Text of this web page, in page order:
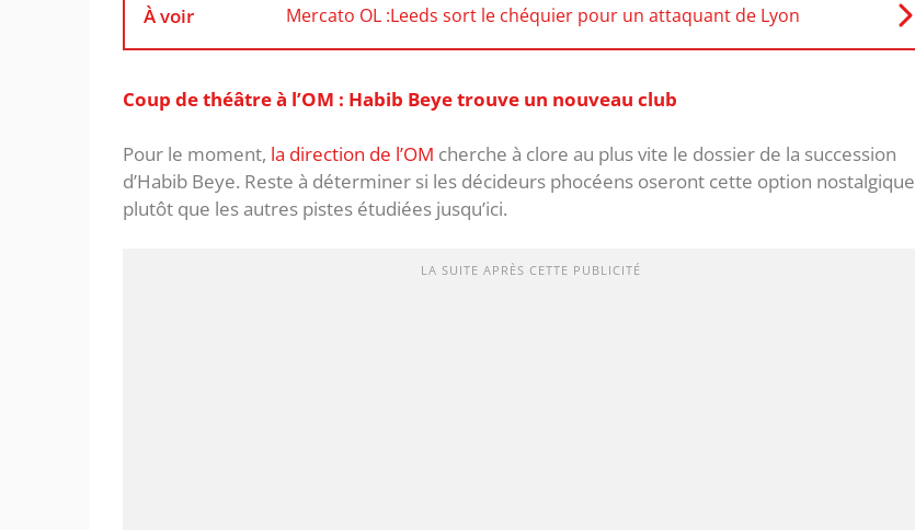
À voir Mercato OL :Leeds sort le chéquier pour un attaquant de Lyon
Coup de théâtre à l’OM : Habib Beye trouve un nouveau club
Pour le moment, la direction de l’OM cherche à clore au plus vite le dossier de la succession
d’Habib Beye. Reste à déterminer si les décideurs phocéens oseront cette option nostalgique
plutôt que les autres pistes étudiées jusqu’ici.
LA SUITE APRÈS CETTE PUBLICITÉ